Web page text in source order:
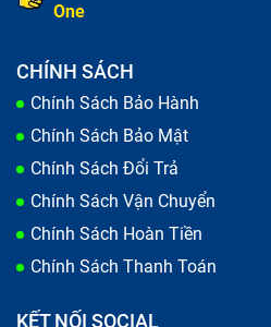
One
CHÍNH SÁCH
Chính Sách Bảo Hành
Chính Sách Bảo Mật
Chính Sách Đổi Trả
Chính Sách Vận Chuyển
Chính Sách Hoàn Tiền
Chính Sách Thanh Toán
KẾT NỐI SOCIAL